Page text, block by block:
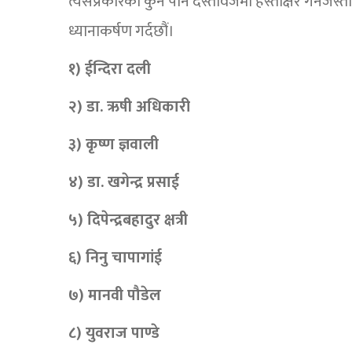
ध्यानाकर्षण गर्दछौं।
१) ईन्दिरा दली
२) डा. ऋषी अधिकारी
३) कृष्ण ज्ञवाली
४) डा. खगेन्द्र प्रसाई
५) दिपेन्द्रबहादुर क्षत्री
६) निनु चापागांई
७) मानवी पौडेल
८) युवराज पाण्डे